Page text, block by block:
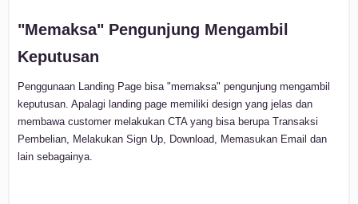
"Memaksa" Pengunjung Mengambil
Keputusan
Penggunaan Landing Page bisa "memaksa" pengunjung mengambil
keputusan. Apalagi landing page memiliki design yang jelas dan
membawa customer melakukan CTA yang bisa berupa Transaksi
Pembelian, Melakukan Sign Up, Download, Memasukan Email dan
lain sebagainya.